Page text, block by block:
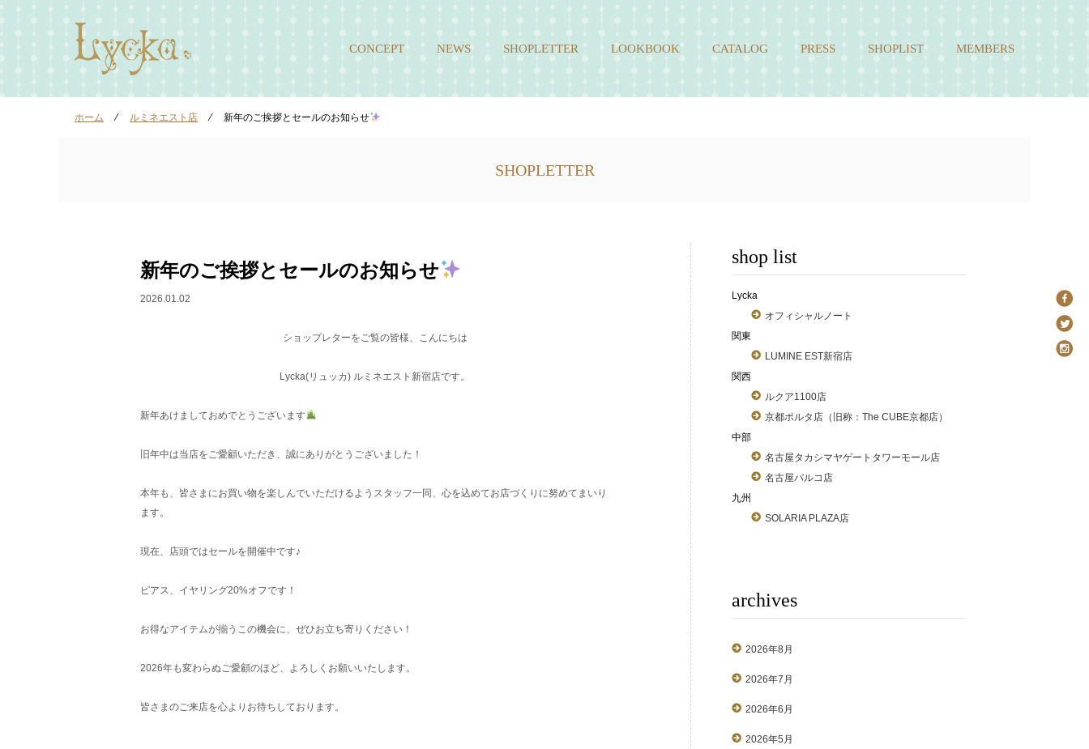
CONCEPT NEWS SHOPLETTER LOOKBOOK CATALOG PRESS SHOPLIST MEMBERS
ホーム ⁄ ルミネエスト店 ⁄ 新年のご挨拶とセールのお知らせ
SHOPLETTER
新年のご挨拶とセールのお知らせ
2026.01.02
ショップレターをご覧の皆様、こんにちは
Lycka(リュッカ) ルミネエスト新宿店です。
新年あけましておめでとうございます
旧年中は当店をご愛顧いただき、誠にありがとうございました！
本年も、皆さまにお買い物を楽しんでいただけるようスタッフ一同、心を込めてお店づくりに努めてまいり
ます。
現在、店頭ではセールを開催中です♪
ピアス、イヤリング20%オフです！
お得なアイテムが揃うこの機会に、ぜひお立ち寄りください！
2026年も変わらぬご愛顧のほど、よろしくお願いいたします。
皆さまのご来店を心よりお待ちしております。
shop list
Lycka
オフィシャルノート
関東
LUMINE EST新宿店
関西
ルクア1100店
京都ポルタ店（旧称：The CUBE京都店）
中部
名古屋タカシマヤゲートタワーモール店
名古屋パルコ店
九州
SOLARIA PLAZA店
archives
2026年8月
2026年7月
2026年6月
2026年5月